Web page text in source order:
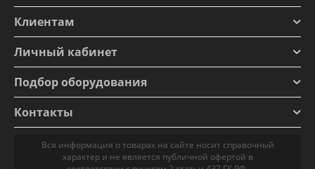
Клиентам
Личный кабинет
Подбор оборудования
Контакты
Вся информация о товарах на сайте носит справочный
характер и не является публичной офертой в